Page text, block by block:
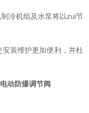
冷机组及水泵将以zui节
装维护更加便利，并杜
动防爆调节阀